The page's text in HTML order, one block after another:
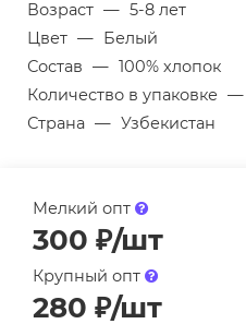
Возраст — 5-8 лет
Цвет — Белый
Состав — 100% хлопок
Количество в упаковке —
Страна — Узбекистан
Мелкий опт
300 ₽/шт
Крупный опт
280 ₽/шт